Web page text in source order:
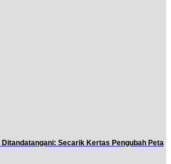
Secarik Kertas Pengubah Peta